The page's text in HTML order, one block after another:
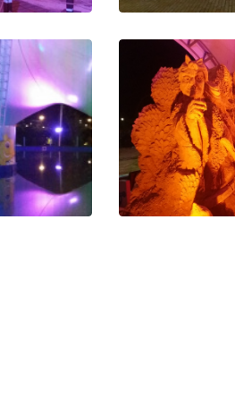
меняет
каждом из
все новые
Подсветка
Шатер с